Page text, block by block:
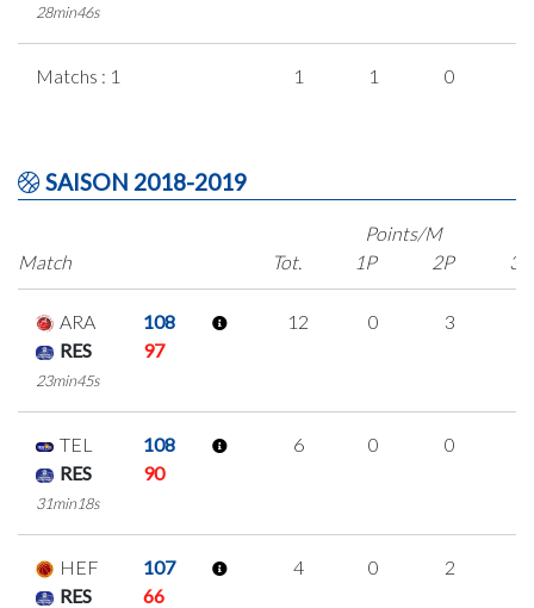
28min46s
Matchs : 1 1 1 0
SAISON 2018-2019
Match
Points/M
Tot.
1P 2P 3P
ARA
108
RES
97
23min45s
12 0 3
TEL
108
RES
90
31min18s
6 0 0
HEF
107
RES
66
4 0 2